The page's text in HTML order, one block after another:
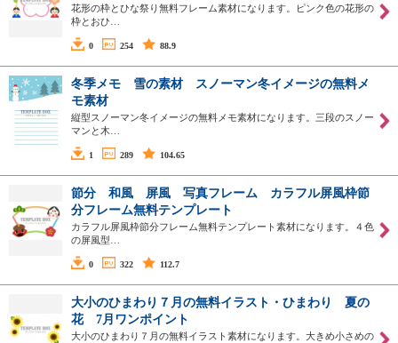
花形の枠とひな祭り無料フレーム素材になります。ピンク色の花形の
枠とおひ…
0 254 88.9
冬季メモ 雪の素材 スノーマン冬イメージの無料メ
モ素材
縦型スノーマン冬イメージの無料メモ素材になります。三段のスノー
マンと木…
1 289 104.65
節分 和風 屏風 写真フレーム カラフル屏風枠節
分フレーム無料テンプレート
カラフル屏風枠節分フレーム無料テンプレート素材になります。４色
の屏風型…
0 322 112.7
大小のひまわり７月の無料イラスト・ひまわり 夏の
花 7月ワンポイント
大小のひまわり７月の無料イラスト素材になります。大きめ小さめの